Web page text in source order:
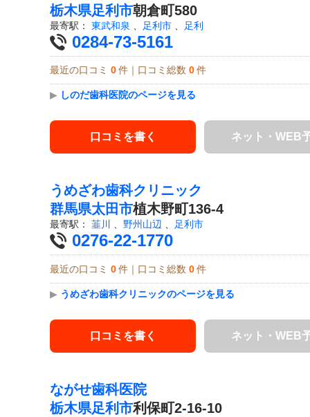
栃木県足利市朝倉町580
最寄駅： 東武和泉 足利市 足利
0284-73-5161
最近の口コミ 0 件｜口コミ総数 0 件
▶ しのだ歯科医院のページを見る
口コミを書く ネット・WEB
うめざわ歯科クリニック
群馬県太田市植木野町136-4
最寄駅： 韮川 、 野州山辺 、 足利市
0276-22-1770
最近の口コミ 0 件｜口コミ総数 0 件
▶ うめざわ歯科クリニックのページを見る
口コミを書く ネット・WEB
ながせ歯科医院
栃木県足利市利保町2-16-10